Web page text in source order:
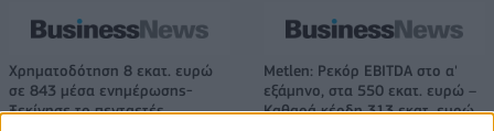
Χρηματοδότηση 8 εκατ. ευρώ
σε 843 μέσα ενημέρωσης-
Ξεκίνησε το πενταετές
Metlen: Ρεκόρ EBITDA στο α'
εξάμηνο, στα 550 εκατ. ευρώ –
Καθαρά κέρδη 313 εκατ. ευρώ